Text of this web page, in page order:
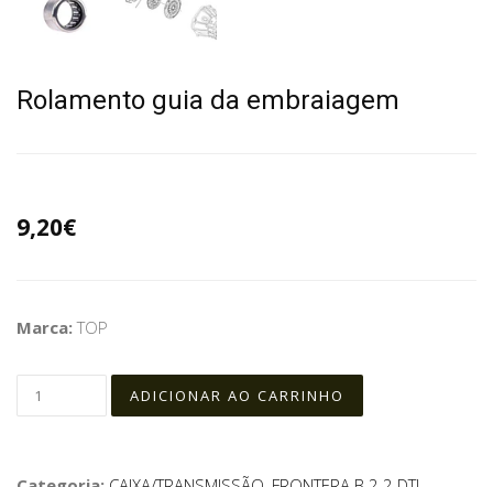
Rolamento guia da embraiagem
9,20€
Marca:TOP